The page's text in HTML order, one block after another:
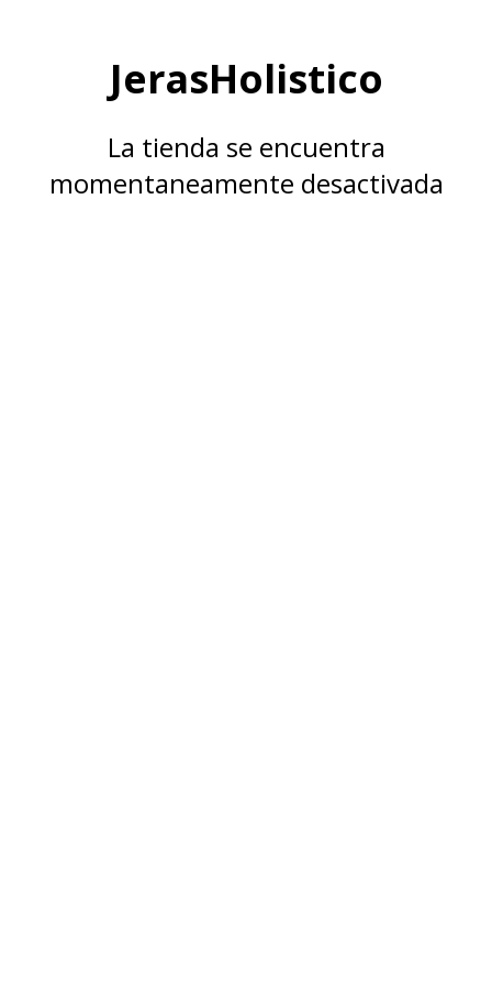
JerasHolistico
La tienda se encuentra
momentaneamente desactivada